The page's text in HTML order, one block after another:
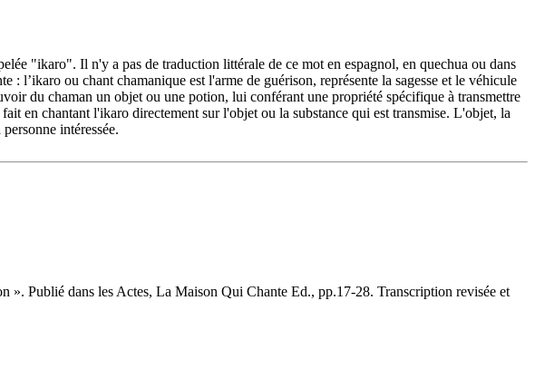
"ikaro". Il n'y a pas de traduction littérale de ce mot en espagnol, en quechua ou dans
l’ikaro ou chant chamanique est l'arme de guérison, représente la sagesse et le véhicule
du chaman un objet ou une potion, lui conférant une propriété spécifique à transmettre
en chantant l'ikaro directement sur l'objet ou la substance qui est transmise. L'objet, la
intéressée.
». Publié dans les Actes, La Maison Qui Chante Ed., pp.17-28. Transcription revisée et